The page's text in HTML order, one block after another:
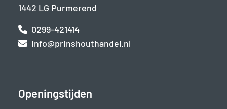
1442 LG Purmerend
0299-421414
info@prinshouthandel.nl
Openingstijden